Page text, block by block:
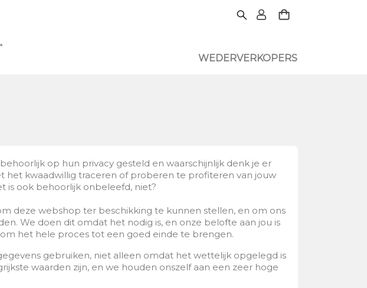
WEDERVERKOPERS
op hun privacy gesteld en waarschijnlijk denk je er
het kwaadwillig traceren of proberen te profiteren van jouw
is ook behoorlijk onbeleefd, niet?
deze webshop ter beschikking te kunnen stellen, en om ons
We doen dit omdat het nodig is, en onze belofte aan jou is
het hele proces tot een goed einde te brengen.
gebruiken, niet alleen omdat het wettelijk opgelegd is
waarden zijn, en we houden onszelf aan een zeer hoge